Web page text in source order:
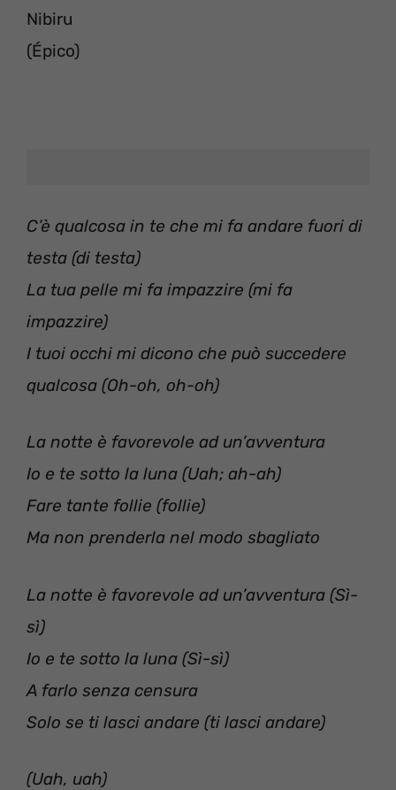
Nibiru
(Épico)
C’è qualcosa in te che mi fa andare fuori di
testa (di testa)
La tua pelle mi fa impazzire (mi fa
impazzire)
I tuoi occhi mi dicono che può succedere
qualcosa (Oh-oh, oh-oh)
La notte è favorevole ad un’avventura
Io e te sotto la luna (Uah; ah-ah)
Fare tante follie (follie)
Ma non prenderla nel modo sbagliato
La notte è favorevole ad un’avventura (Sì-
sì)
Io e te sotto la luna (Sì-sì)
A farlo senza censura
Solo se ti lasci andare (ti lasci andare)
(Uah, uah)